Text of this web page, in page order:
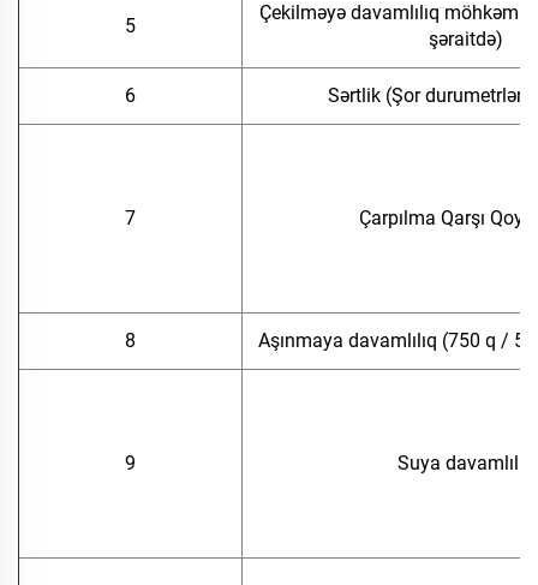
5
Çekilməyə davamlılıq
şəraitdə)
6 Sərtlik (Şor durumetrləri,
7 Çarpılma Qarşı
8 Aşınmaya davamlılıq (750 q /
9 Suya davamlılıq